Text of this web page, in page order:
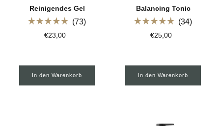
Alle Produkte
Reinigendes Gel
bewertet
73
€23,00
In den Warenkorb
Balancing Tonic
bewertet
34
€25,00
In den Warenkorb